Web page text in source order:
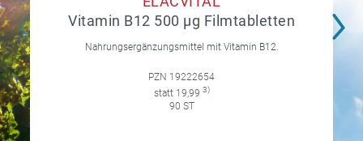
Vitamin B12 500 µg Filmtabletten
Nahrungsergänzungsmittel mit Vitamin B12.
PZN 19222654
statt 19,99 3)
90 ST